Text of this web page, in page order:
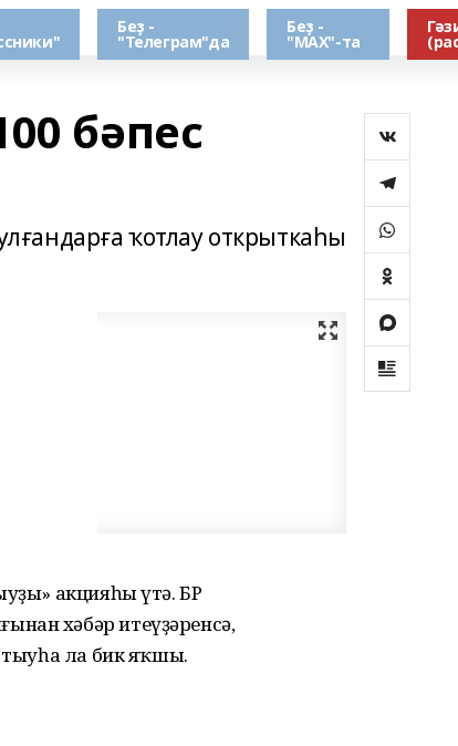
Беҙ -
"Телеграм"да
Беҙ -
"МАХ"-та
бәпес
ҡотлау открыткаһы
акцияһы үтә. БР
хәбәр итеүҙәренсә,
тыуһа ла бик яҡшы.